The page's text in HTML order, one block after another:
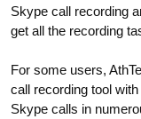
Skype call recording
get all the recording
For some users,
call recording tool
Skype calls in